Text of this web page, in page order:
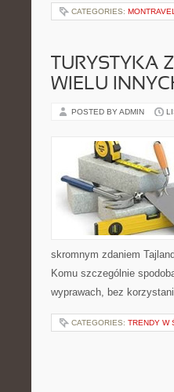
CATEGORIES:
TURYSTYKA
WIELU
POSTED BY ADMIN
skromnym zdaniem
Komu szczególnie
wyprawach, bez
CATEGORIES: TRENDY W